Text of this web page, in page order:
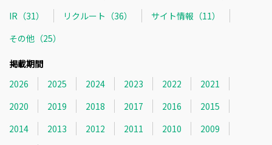
IR（31）
リクルート（36）
サイト情報（11）
その他（25）
掲載期間
2026
2025 2024 2023 2022
2021
2020
2019 2018 2017 2016
2015
2014
2013 2012 2011 2010 2009